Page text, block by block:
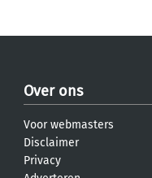
Over ons
Voor webmasters
Disclaimer
Privacy